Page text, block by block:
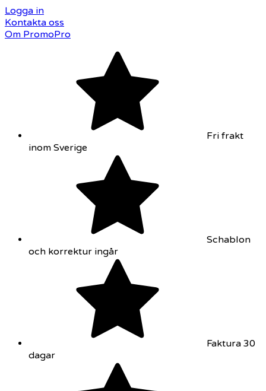
Logga in
Kontakta oss
Om PromoPro
Fri frakt
inom Sverige
Schablon
och korrektur ingår
Faktura 30
dagar